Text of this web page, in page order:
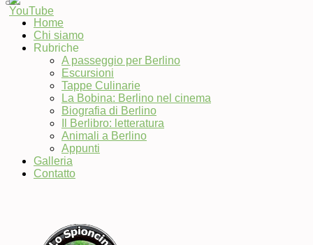
Set
Youtube
Channel
Home
Chi siamo
Rubriche
A passeggio per Berlino
Escursioni
Tappe Culinarie
La Bobina: Berlino nel cinema
Biografia di Berlino
Il Berlibro: letteratura
Animali a Berlino
Appunti
Galleria
Contatto